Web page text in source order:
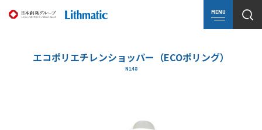
MENU
エコポリエチレンショッパー（ECOポリング）
N148